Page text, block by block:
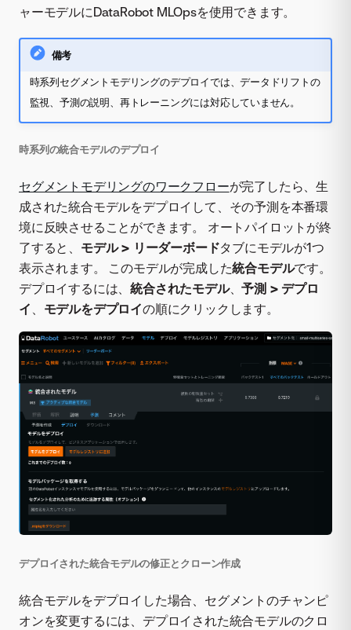
ャーモデルにDataRobot MLOpsを使用できます。
備考
時系列セグメントモデリングのデプロイでは、データドリフトの
監視、予測の説明、再トレーニングには対応していません。
時系列の統合モデルのデプロイ
セグメントモデリングのワークフローが完了したら、生
成された統合モデルをデプロイして、その予測を本番環
境に反映させることができます。 オートパイロットが終
了すると、 モデル > リーダーボードタブにモデルが1つ
表示されます。 このモデルが完成した統合モデルです。
デプロイするには、統合されたモデル、予測 > デプロ
イ
モデルをデプロイの順にクリックします。
デプロイされた統合モデルの修正とクローン作成
統合モデルをデプロイした場合、セグメントのチャンピ
オンを変更するには、デプロイされた統合モデルのクロ